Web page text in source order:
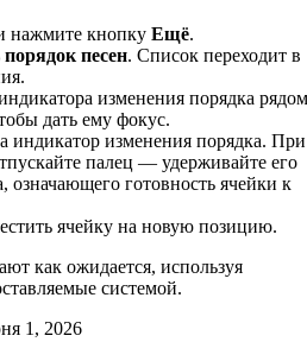
нажмите кнопку Ещё.
песен. Список переходит в
изменения порядка рядом
дать ему фокус.
индикатор изменения порядка. При
палец — удерживайте его
означающего готовность ячейки к
ячейку на новую позицию.
как ожидается, используя
системой.
1, 2026